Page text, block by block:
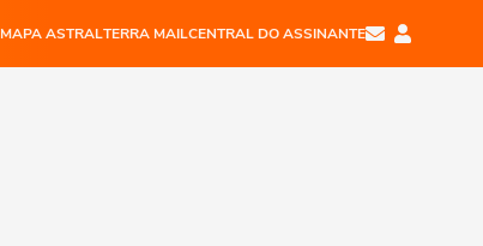
MAPA ASTRALTERRA MAILCENTRAL DO ASSINANTE